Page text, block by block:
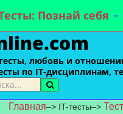
Познай себя
любовь и
по IT-дисциплинам,
Главная–> IT-тесты–>